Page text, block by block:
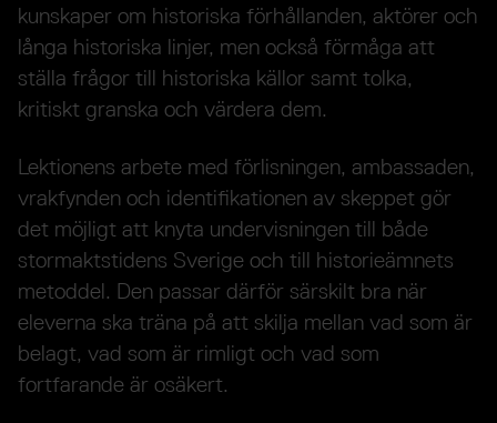
kunskaper om historiska förhållanden, aktörer och
långa historiska linjer, men också förmåga att
ställa frågor till historiska källor samt tolka,
kritiskt granska och värdera dem.
Lektionens arbete med förlisningen, ambassaden,
vrakfynden och identifikationen av skeppet gör
det möjligt att knyta undervisningen till både
stormaktstidens Sverige och till historieämnets
metoddel. Den passar därför särskilt bra när
eleverna ska träna på att skilja mellan vad som är
belagt, vad som är rimligt och vad som
fortfarande är osäkert.